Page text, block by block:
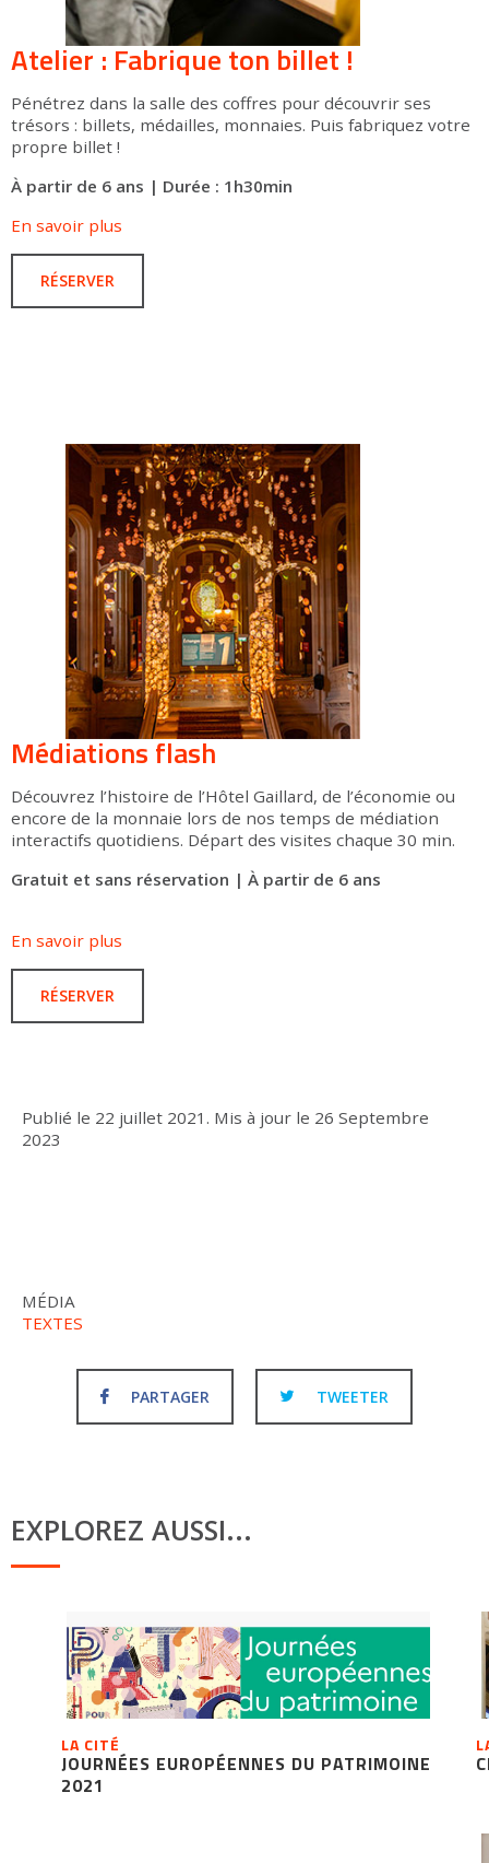
Atelier : Fabrique ton billet !
Pénétrez dans la salle des coffres pour découvrir ses
trésors : billets, médailles, monnaies. Puis fabriquez votre
propre billet !
À partir de 6 ans | Durée : 1h30min
En savoir plus
RÉSERVER
Médiations flash
Découvrez l’histoire de l’Hôtel Gaillard, de l’économie ou
encore de la monnaie lors de nos temps de médiation
interactifs quotidiens. Départ des visites chaque 30 min.
Gratuit et sans réservation | À partir de 6 ans
En savoir plus
RÉSERVER
Publié le 22 juillet 2021 . Mis à jour le 26 Septembre
2023
MÉDIA
TEXTES
PARTAGER TWEETER
EXPLOREZ AUSSI...
LA CITÉ
JOURNÉES EUROPÉENNES DU PATRIMOINE
2021